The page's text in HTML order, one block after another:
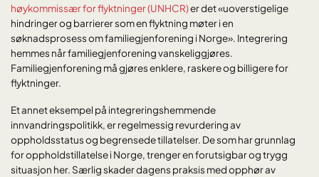
høykommissær for flyktninger (UNHCR)er det «uoverstigelige
hindringer og barrierer som en flyktning møter i en
søknadsprosess om familiegjenforening i Norge». Integrering
hemmes når familiegjenforening vanskeliggjøres.
Familiegjenforening må gjøres enklere, raskere og billigere for
flyktninger.
Et annet eksempel på integreringshemmende
innvandringspolitikk, er regelmessig revurdering av
oppholdsstatus og begrensede tillatelser. De som har grunnlag
for oppholdstillatelse i Norge, trenger en forutsigbar og trygg
situasjon her. Særlig skader dagens praksis med opphør av